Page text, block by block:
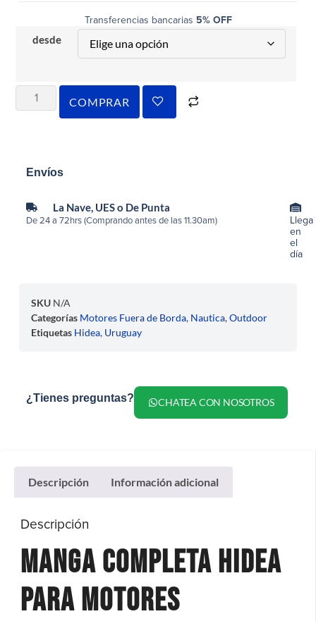
Transferencias bancarias 5% OFF
desde
COMPRAR
Envíos
La Nave, UES o De Punta
De 24 a 72hrs (Comprando antes de las 11.30am)
Llega
en
el
día
SKU N/A
Categorías Motores Fuera de Borda, Nautica,Outdoor
Etiquetas Hidea, Uruguay
¿Tienes preguntas? CHATEA CON NOSOTROS
Descripción Información adicional
Descripción
Manga Completa Hidea
para Motores